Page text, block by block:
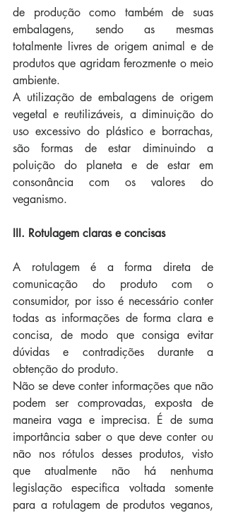
de produção como também de suas
embalagens, sendo as mesmas
totalmente livres de origem animal e de
produtos que agridam ferozmente o meio
ambiente.
A utilização de embalagens de origem
vegetal e reutilizáveis, a diminuição do
uso excessivo do plástico e borrachas,
são formas de estar diminuindo a
poluição do planeta e de estar em
consonância com os valores do
veganismo.
III. Rotulagem claras e concisas
A rotulagem é a forma direta de
comunicação do produto com o
consumidor, por isso é necessário conter
todas as informações de forma clara e
concisa, de modo que consiga evitar
dúvidas e contradições durante a
obtenção do produto.
Não se deve conter informações que não
podem ser comprovadas, exposta de
maneira vaga e imprecisa. É de suma
importância saber o que deve conter ou
não nos rótulos desses produtos, visto
que atualmente não há nenhuma
legislação especifica voltada somente
para a rotulagem de produtos veganos,